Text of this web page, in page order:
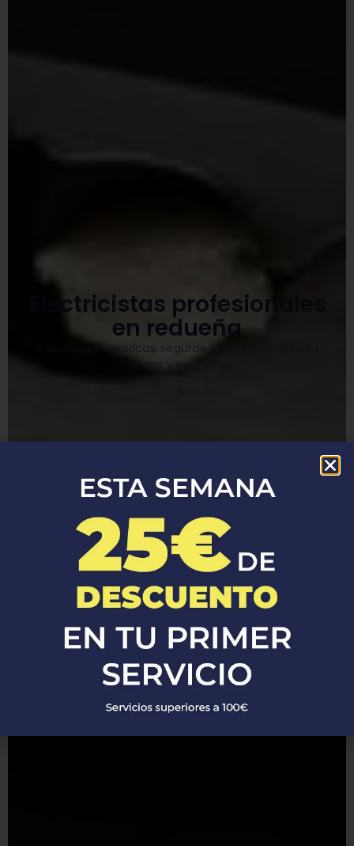
Electricistas profesionales
en redueña
Soluciones eléctricas seguras y eficientes para tu
hogar y negocio.​